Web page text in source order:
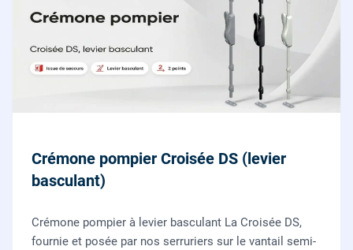
Crémone pompier Croisée DS (levier
basculant)
Crémone pompier à levier basculant La Croisée DS,
fournie et posée par nos serruriers sur le vantail semi-